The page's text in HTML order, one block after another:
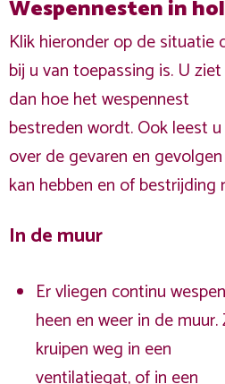
Wespennesten in
Klik hieronder op de situatie
bij u van toepassing is. U ziet
dan hoe het wespennest
bestreden wordt. Ook leest u
over de gevaren en
kan hebben en of bestrijding
In de muur
Er vliegen continu wespen
heen en weer in de muur.
kruipen weg in een